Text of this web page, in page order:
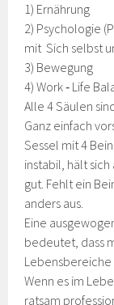
1) Ernährung
2) Psychologie
mit Sich selbst
3) Bewegung
4) Work ‐ Life
Alle 4 Säulen
Ganz einfach
Sessel mit 4
instabil, hält
gut. Fehlt ein
anders aus.
Eine
bedeutet, dass
Lebensbereiche
Wenn es im
ratsam